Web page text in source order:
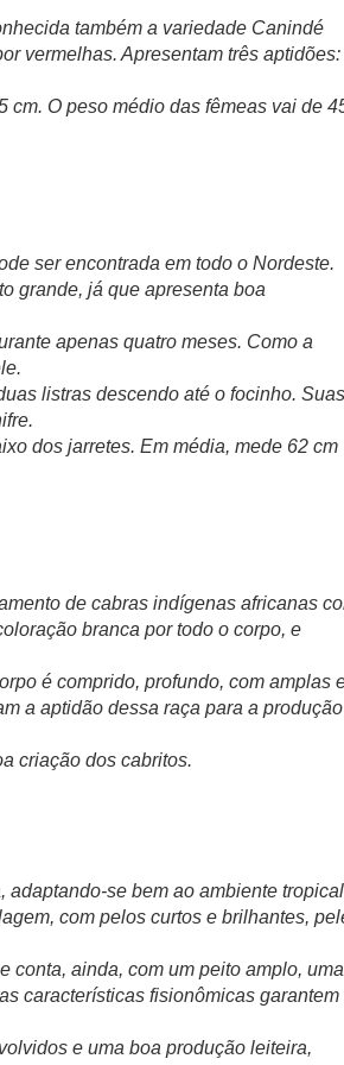
também a variedade Canindé
vermelhas. Apresentam três aptidões:
cm. O peso médio das fêmeas vai de
ser encontrada em todo o Nordeste.
grande, já que apresenta boa
apenas quatro meses. Como a
listras descendo até o focinho. Suas
dos jarretes. Em média, mede 62 cm
de cabras indígenas africanas
branca por todo o corpo, e
é comprido, profundo, com amplas
a aptidão dessa raça para a produção
criação dos cabritos.
adaptando-se bem ao ambiente
com pelos curtos e brilhantes,
conta, ainda, com um peito amplo, uma
características fisionômicas garantem
e uma boa produção leiteira,